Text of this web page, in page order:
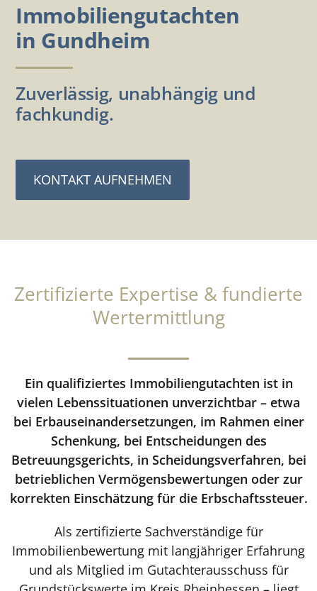
Immobiliengutachten
in Gundheim
Zuverlässig, unabhängig und
fachkundig.
KONTAKT AUFNEHMEN
Zertifizierte Expertise & fundierte
Wertermittlung
Ein qualifiziertes Immobiliengutachten ist in
vielen Lebenssituationen unverzichtbar – etwa
bei Erbauseinandersetzungen, im Rahmen einer
Schenkung, bei Entscheidungen des
Betreuungsgerichts, in Scheidungsverfahren, bei
betrieblichen Vermögensbewertungen oder zur
korrekten Einschätzung für die Erbschaftssteuer.
Als zertifizierte Sachverständige für
Immobilienbewertung mit langjähriger Erfahrung
und als Mitglied im Gutachterausschuss für